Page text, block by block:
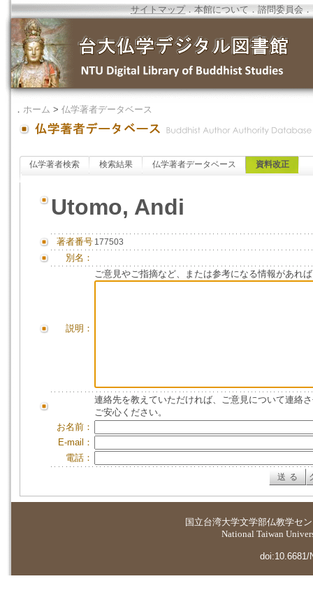
サイトマップ．本館について ．諮問委員会 ．
． ホーム > 仏学著者データベース
仏学著者検索 検索結果 仏学著者データベース 資料改正
Utomo, Andi
著者番号 177503
別名：
説明：
ご意見やご指摘など、または参考になる情報があれ
連絡先を教えていただければ、ご意見について連絡
ご安心ください。
お名前：
E-mail：
電話：
国立台湾大学文学部仏教学セ
National Taiwan
doi:10.6681/